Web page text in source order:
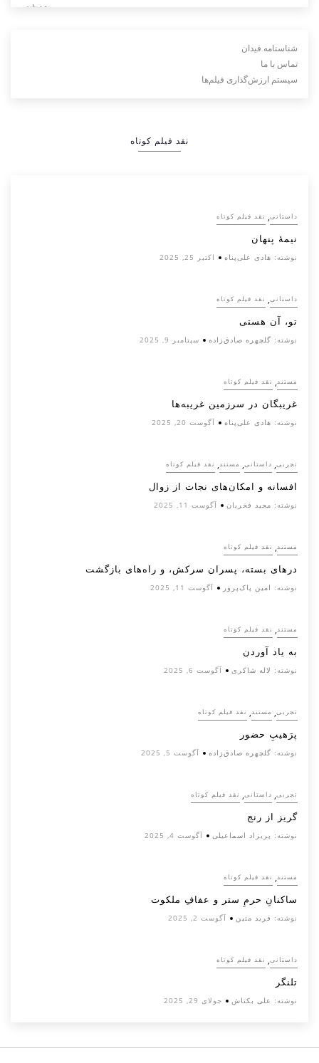
شناسنامه فیدان
تماس با ما
سیستم ارزش‌گذاری فیلم‌ها
نقد فیلم کوتاه
داستانی, نقد فیلم کوتاه
نیمۀ پنهان
نوشته: هادی علی‌پناه اکتبر 25, 2025
داستانی, نقد فیلم کوتاه
تو، آن هستی
نوشته: گلچهره صادق‌زاده سپتامبر 9, 2025
مستند, نقد فیلم کوتاه
غریبگان در سرزمین غریبه‌ها
نوشته: هادی علی‌پناه آگوست 20, 2025
تجربی, داستانی, مستند, نقد فیلم کوتاه
افسانه‌ و امکان‌های نجات از زوال
نوشته: مجید فخریان آگوست 11, 2025
مستند, نقد فیلم کوتاه
درهای بسته، پسران سرکش، و راه‌های بازگشت
نوشته: امین پاک‌پرور آگوست 11, 2025
مستند, نقد فیلم کوتاه
به یاد آوردن
نوشته: لاله شاکری آگوست 6, 2025
تجربی, مستند, نقد فیلم کوتاه
پرَهیب‌ِ حضور
نوشته: گلچهره صادق‌زاده آگوست 5, 2025
تجربی, داستانی, نقد فیلم کوتاه
گریز از رنج
نوشته: پریزاد اسماعیلی آگوست 4, 2025
مستند, نقد فیلم کوتاه
ساکنانِ حرمِ ستر و عفافِ ملکوت
نوشته: فرید متین آگوست 2, 2025
داستانی, نقد فیلم کوتاه
تلنگر
نوشته: علی بکتاش جولای 29, 2025